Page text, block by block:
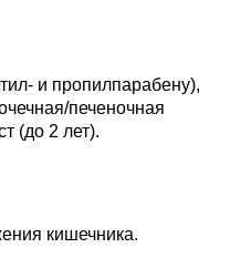
и пропилпарабену),
печеночная
(до 2 лет).
кишечника.